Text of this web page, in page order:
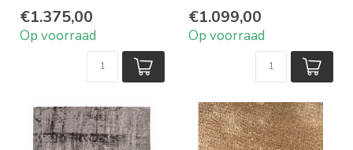
prachtige k...
€1.375,00
Op voorraad
Beschikbaar in 4
prachtige kleur...
€1.099,00
Op voorraad